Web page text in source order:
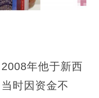
年他于新西
时因资金不